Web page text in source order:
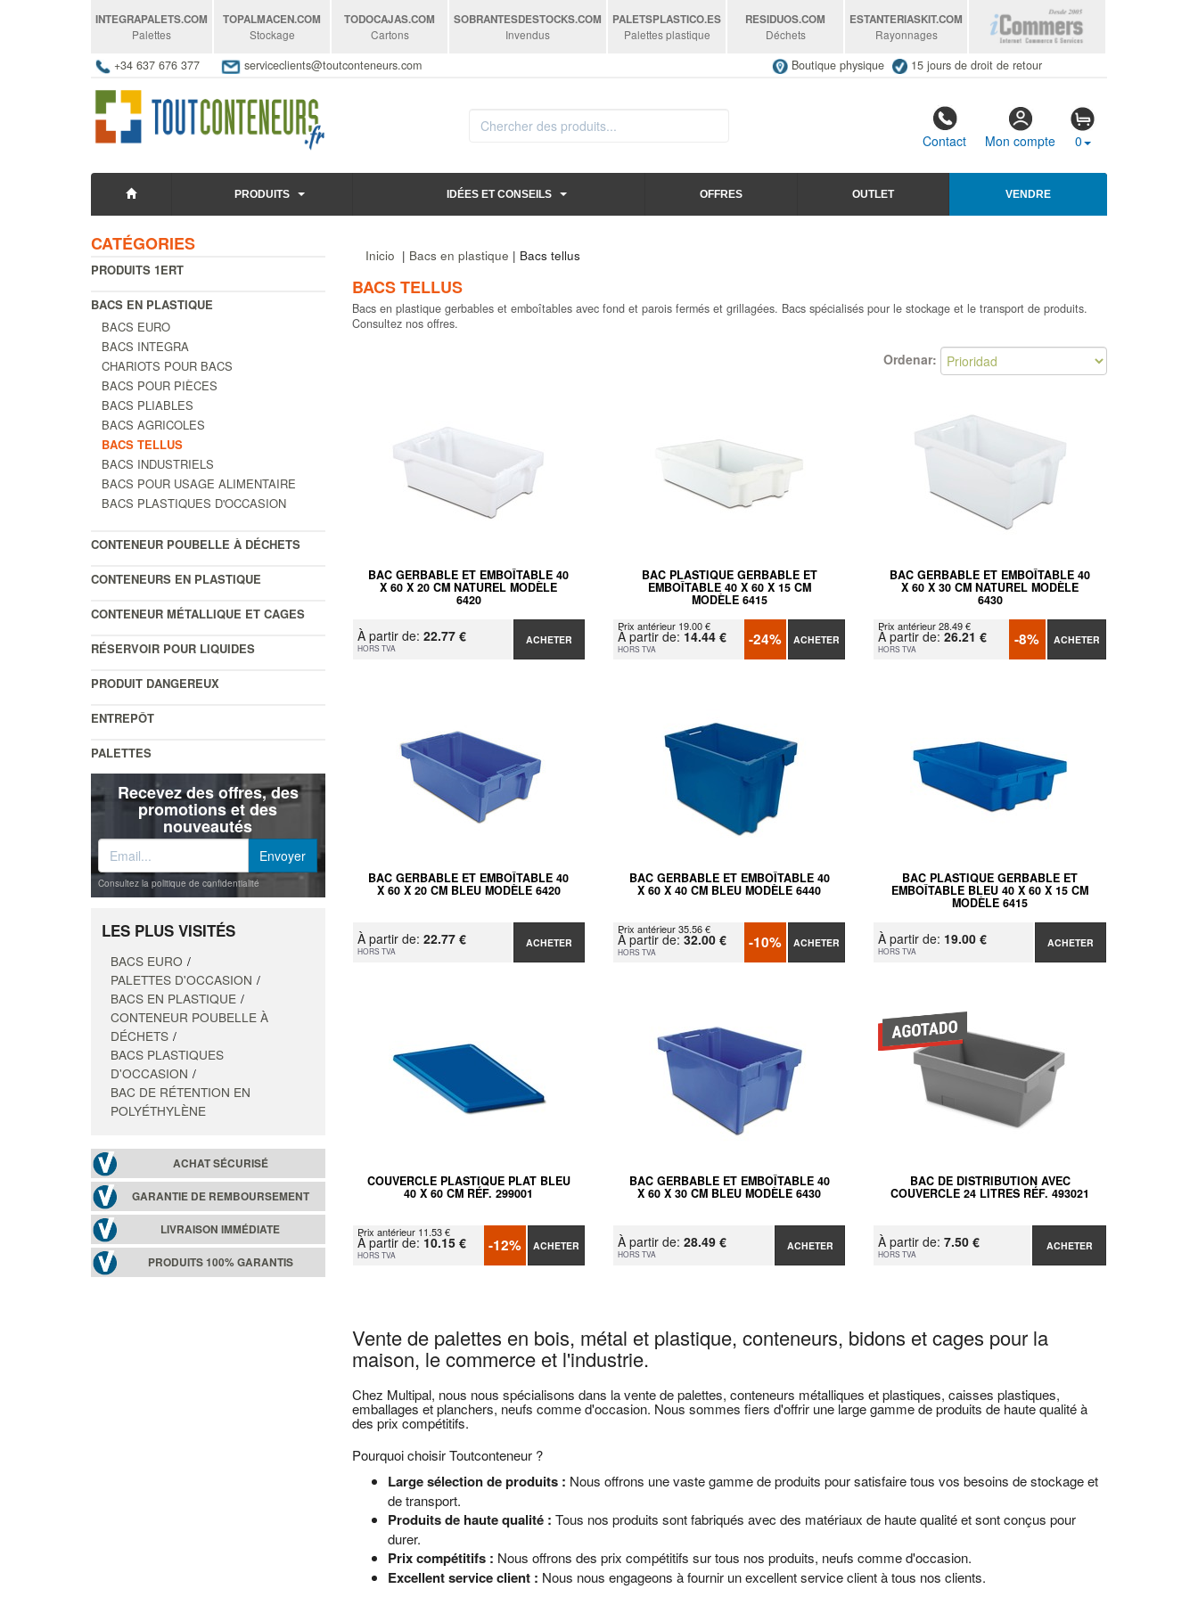
INTEGRAPALETS.COM
Palettes
TOPALMACEN.COM
Stockage
TODOCAJAS.COM
Cartons
SOBRANTESDESTOCKS.COM
Invendus
PALETSPLASTICO.ES
Palettes plastique
RESIDUOS.COM
Déchets
ESTANTERIASKIT.COM
Rayonnages
+34 637 676 377 serviceclients@toutconteneurs.com Boutique physique 15 jours de droit de retour
Contact Mon compte 0
PRODUITS IDÉES ET CONSEILS OFFRES OUTLET VENDRE
CATÉGORIES
PRODUITS 1ERT
BACS EN PLASTIQUE
BACS EURO
BACS INTEGRA
CHARIOTS POUR BACS
BACS POUR PIÈCES
BACS PLIABLES
BACS AGRICOLES
BACS TELLUS
BACS INDUSTRIELS
BACS POUR USAGE ALIMENTAIRE
BACS PLASTIQUES D'OCCASION
CONTENEUR POUBELLE À DÉCHETS
CONTENEURS EN PLASTIQUE
CONTENEUR MÉTALLIQUE ET CAGES
RÉSERVOIR POUR LIQUIDES
PRODUIT DANGEREUX
ENTREPÔT
PALETTES
Recevez des offres, des
promotions et des
nouveautés
Consultez la politique de confidentialité
LES PLUS VISITÉS
BACS EURO
PALETTES D'OCCASION
BACS EN PLASTIQUE
CONTENEUR POUBELLE À
DÉCHETS
BACS PLASTIQUES
D'OCCASION
BAC DE RÉTENTION EN
POLYÉTHYLÈNE
ACHAT SÉCURISÉ
GARANTIE DE REMBOURSEMENT
LIVRAISON IMMÉDIATE
PRODUITS 100% GARANTIS
Inicio | Bacs en plastique | Bacs tellus
BACS TELLUS
Bacs en plastique gerbables et emboîtables avec fond et parois fermés et grillagées. Bacs spécialisés pour le stockage et le transport de produits.
Consultez nos offres.
Ordenar:
BAC GERBABLE ET EMBOÎTABLE 40
X 60 X 20 CM NATUREL MODÈLE
6420
À partir de: 22.77 €
HORS TVA
ACHETER
BAC PLASTIQUE GERBABLE ET
EMBOÎTABLE 40 X 60 X 15 CM
MODÈLE 6415
Prix antérieur 19.00 €
À partir de:14.44 €
HORS TVA -24% ACHETER
BAC GERBABLE ET EMBOÎTABLE 40
X 60 X 30 CM NATUREL MODÈLE
6430
Prix antérieur 28.49 €
À partir de:26.21 €
HORS TVA -8% ACHETER
BAC GERBABLE ET EMBOÎTABLE 40
X 60 X 20 CM BLEU MODÈLE 6420
À partir de: 22.77 €
HORS TVA
ACHETER
BAC GERBABLE ET EMBOÎTABLE 40
X 60 X 40 CM BLEU MODÈLE 6440
Prix antérieur 35.56 €
À partir de:32.00 €
HORS TVA -10% ACHETER
BAC PLASTIQUE GERBABLE ET
EMBOÎTABLE BLEU 40 X 60 X 15 CM
MODÈLE 6415
À partir de: 19.00 €
HORS TVA
ACHETER
COUVERCLE PLASTIQUE PLAT BLEU
40 X 60 CM RÉF. 299001
Prix antérieur 11.53 €
À partir de:10.15 €
HORS TVA -12% ACHETER
BAC GERBABLE ET EMBOÎTABLE 40
X 60 X 30 CM BLEU MODÈLE 6430
À partir de: 28.49 €
HORS TVA
ACHETER
BAC DE DISTRIBUTION AVEC
COUVERCLE 24 LITRES RÉF. 493021
À partir de:7.50 €
HORS TVA
ACHETER
Vente de palettes en bois, métal et plastique, conteneurs, bidons et cages pour la
maison, le commerce et l'industrie.
Chez Multipal, nous nous spécialisons dans la vente de palettes, conteneurs métalliques et plastiques, caisses plastiques,
emballages et planchers, neufs comme d'occasion. Nous sommes fiers d'offrir une large gamme de produits de haute qualité à
des prix compétitifs.
Pourquoi choisir Toutconteneur ?
Large sélection de produits : Nous offrons une vaste gamme de produits pour satisfaire tous vos besoins de stockage et
de transport.
Produits de haute qualité : Tous nos produits sont fabriqués avec des matériaux de haute qualité et sont conçus pour
durer.
Prix compétitifs : Nous offrons des prix compétitifs sur tous nos produits, neufs comme d'occasion.
Excellent service client : Nous nous engageons à fournir un excellent service client à tous nos clients.